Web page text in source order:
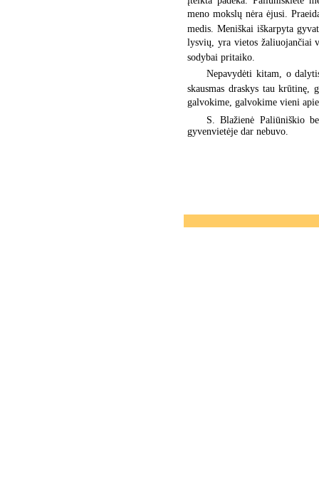
meno mokslų nėra ėjusi.
medis. Meniškai iškarpyta
lysvių, yra vietos žaliuojančiai
sodybai pritaiko.
Nepavydėti kitam, o
skausmas draskys tau krūtinę,
galvokime, galvokime vieni apie
S. Blažienė Paliūniškio
gyvenvietėje dar nebuvo.